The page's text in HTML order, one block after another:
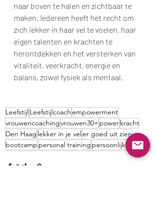
naar boven te halen en zichtbaar te
maken. Iedereen heeft het recht om
zich lekker in haar vel te voelen, haar
eigen talenten en krachten te
herontdekken en het versterken van
vitaliteit, veerkracht, energie en
balans, zowel fysiek als mentaal.
LeefstijlLeefstijlcoachempowerment
vrouwencoachingvrouwen30+powerkracht
Den Haag lekker in je veler goed uit zien
bootcamp personal training persoonlijke kracht